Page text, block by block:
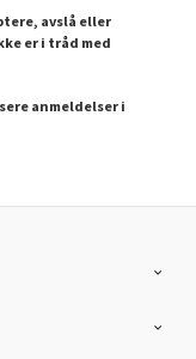
avslå eller
er i tråd med
anmeldelser i